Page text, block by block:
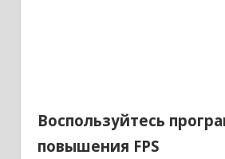
Воспользуйтесь
повышения FPS